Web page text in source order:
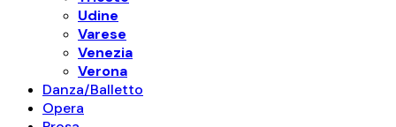
Udine
Varese
Venezia
Verona
Danza/Balletto
Opera